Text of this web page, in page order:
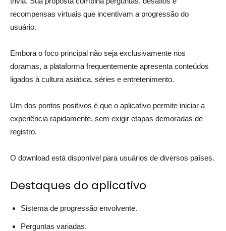
recompensas virtuais que incentivam a progressão do
usuário.
Embora o foco principal não seja exclusivamente nos
doramas, a plataforma frequentemente apresenta conteúdos
ligados à cultura asiática, séries e entretenimento.
Um dos pontos positivos é que o aplicativo permite iniciar a
experiência rapidamente, sem exigir etapas demoradas de
registro.
O download está disponível para usuários de diversos países.
Destaques do aplicativo
Sistema de progressão envolvente.
Perguntas variadas.